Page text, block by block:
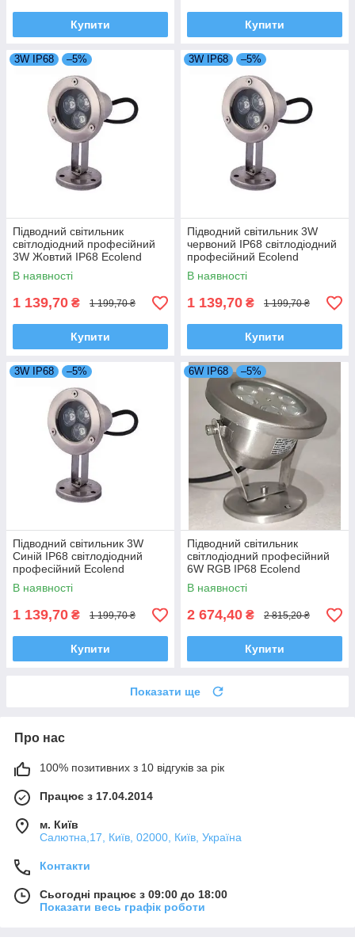
Купити Купити
3W IP68 –5%
Підводний світильник
світлодіодний професійний
3W Жовтий IP68 Ecolend
В наявності
1 139,70 ₴ 1 199,70 ₴
Купити
3W IP68 –5%
Підводний світильник 3W
червоний IP68 світлодіодний
професійний Ecolend
В наявності
1 139,70 ₴ 1 199,70 ₴
Купити
3W IP68 –5%
Підводний світильник 3W
Синій IP68 світлодіодний
професійний Ecolend
В наявності
1 139,70 ₴ 1 199,70 ₴
Купити
6W IP68 –5%
Підводний світильник
світлодіодний професійний
6W RGB IP68 Ecolend
В наявності
2 674,40 ₴ 2 815,20 ₴
Купити
Показати ще
Про нас
100% позитивних з 10 відгуків за рік
Працює з 17.04.2014
м. Київ
Салютна,17, Київ, 02000, Київ, Україна
Контакти
Сьогодні працює з 09:00 до 18:00
Показати весь графік роботи